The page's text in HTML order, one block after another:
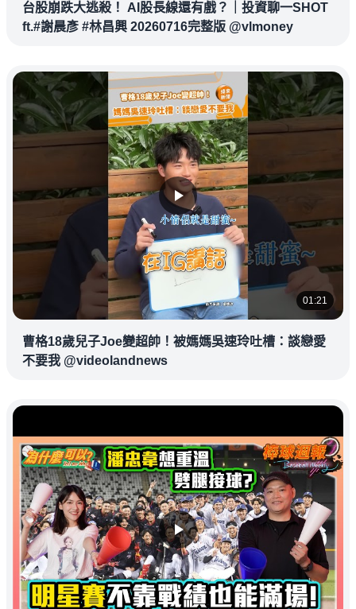
台股崩跌大逃殺！ AI股長線還有戲？｜投資聊一SHOT
ft.#謝晨彥 #林昌興 20260716完整版 @vlmoney
01:21
曹格18歲兒子Joe變超帥！被媽媽吳速玲吐槽：談戀愛
不要我 @videolandnews